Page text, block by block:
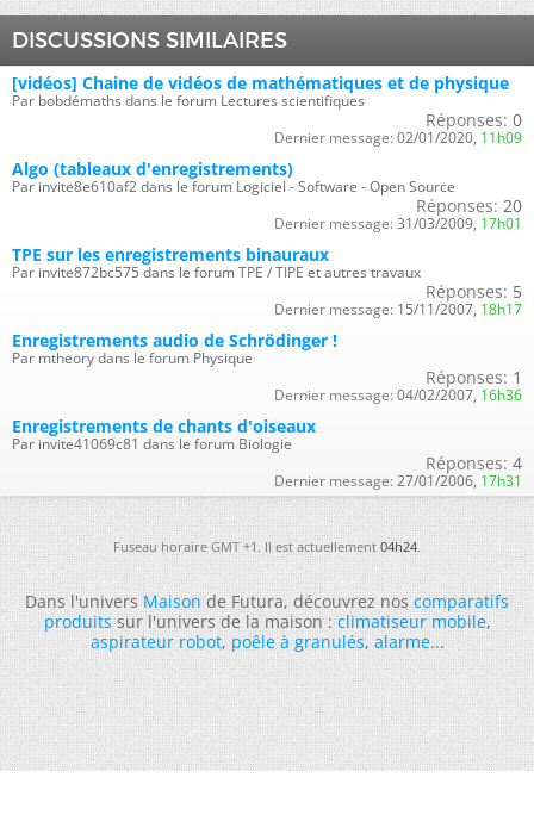
DISCUSSIONS SIMILAIRES
[vidéos] Chaine de vidéos de mathématiques et de physique
Par bobdémaths dans le forum Lectures scientifiques
Réponses: 0
Dernier message: 02/01/2020, 11h09
Algo (tableaux d'enregistrements)
Par invite8e610af2 dans le forum Logiciel - Software - Open Source
Réponses: 20
Dernier message: 31/03/2009, 17h01
TPE sur les enregistrements binauraux
Par invite872bc575 dans le forum TPE / TIPE et autres travaux
Réponses: 5
Dernier message: 15/11/2007, 18h17
Enregistrements audio de Schrödinger !
Par mtheory dans le forum Physique
Réponses: 1
Dernier message: 04/02/2007, 16h36
Enregistrements de chants d'oiseaux
Par invite41069c81 dans le forum Biologie
Réponses: 4
Dernier message: 27/01/2006, 17h31
Fuseau horaire GMT +1. Il est actuellement04h24.
Dans l'universMaisonde Futura, découvrez noscomparatifs
produitssur l'univers de la maison :climatiseur mobile,
aspirateur robot,poêle à granulés,alarme...